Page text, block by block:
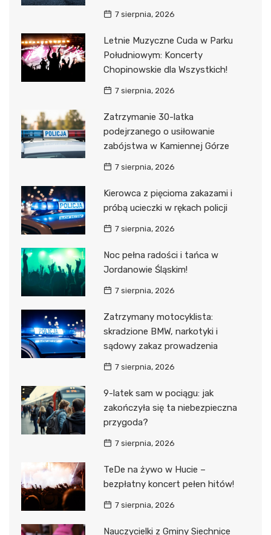
7 sierpnia, 2026
Letnie Muzyczne Cuda w Parku
Południowym: Koncerty
Chopinowskie dla Wszystkich!
7 sierpnia, 2026
Zatrzymanie 30-latka
podejrzanego o usiłowanie
zabójstwa w Kamiennej Górze
7 sierpnia, 2026
Kierowca z pięcioma zakazami i
próbą ucieczki w rękach policji
7 sierpnia, 2026
Noc pełna radości i tańca w
Jordanowie Śląskim!
7 sierpnia, 2026
Zatrzymany motocyklista:
skradzione BMW, narkotyki i
sądowy zakaz prowadzenia
7 sierpnia, 2026
9-latek sam w pociągu: jak
zakończyła się ta niebezpieczna
przygoda?
7 sierpnia, 2026
TeDe na żywo w Hucie –
bezpłatny koncert pełen hitów!
7 sierpnia, 2026
Nauczycielki z Gminy Siechnice